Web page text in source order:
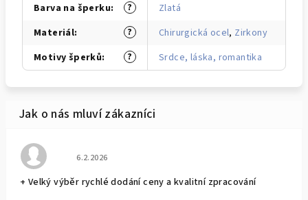
?
Barva na šperku:
Zlatá
?
Materiál: Chirurgická ocel, Zirkony
?
Motivy šperků: Srdce, láska, romantika
Hodnocení obchodu je 5 z 5 hvězdiček.
6.2.2026
+ Velký výběr rychlé dodání ceny a kvalitní zpracování